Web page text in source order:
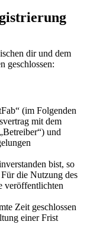
dir und dem
geschlossen:
(im Folgenden
mit dem
und
bist, so
die Nutzung des
veröffentlichten
Zeit geschlossen
einer Frist